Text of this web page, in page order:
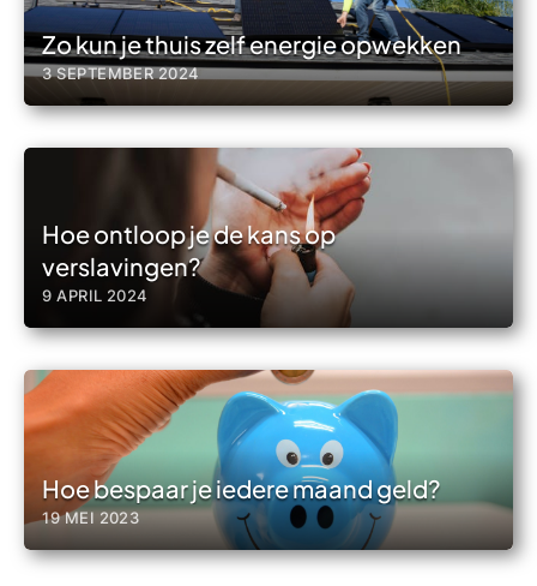
Zo kun je thuis zelf energie opwekken
3 SEPTEMBER 2024
Hoe ontloop je de kans op
verslavingen?
9 APRIL 2024
Hoe bespaar je iedere maand geld?
19 MEI 2023